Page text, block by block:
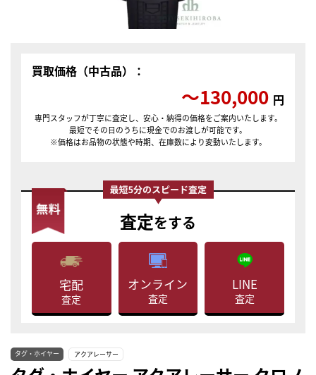
買取価格（中古品）：
〜130,000 円
専門スタッフが丁寧に査定し、安心・納得の価格をご案内いたします。
最短でその日のうちに現金でのお渡しが可能です。
※価格はお品物の状態や時期、在庫数により変動いたします。
査定をする
宅配
査定
オンライン
査定
LINE
査定
タグ・ホイヤー アクアレーサー